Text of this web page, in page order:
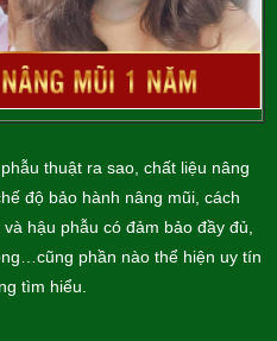
thuật ra sao, chất liệu nâng
độ bảo hành nâng mũi, cách
hậu phẫu có đảm bảo đầy đủ,
phần nào thể hiện uy tín
tìm hiểu.